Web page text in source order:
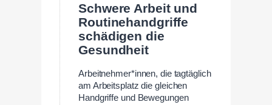
Schwere Arbeit und
Routinehandgriffe
schädigen die
Gesundheit
Arbeitnehmer*innen, die tagtäglich
am Arbeitsplatz die gleichen
Handgriffe und Bewegungen